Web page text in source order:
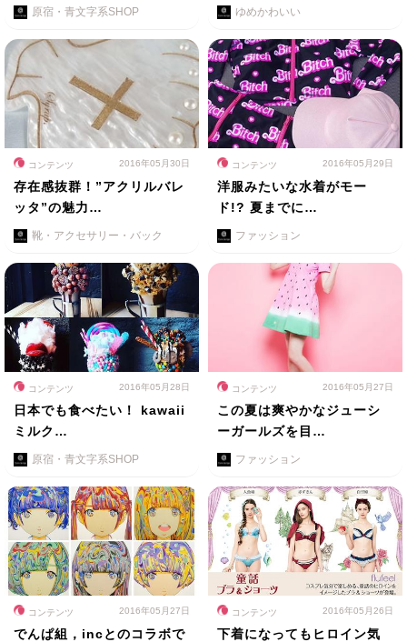
原宿・青文字系SHOP ゆめかわいい
コンテンツ 2016年05月30日
存在感抜群！”アクリルバレ
ッタ”の魅力…
靴・アクセサリー・バック
コンテンツ 2016年05月29日
洋服みたいな水着がモー
ド!? 夏までに…
ファッション
コンテンツ 2016年05月28日
日本でも食べたい！ kawaii
ミルク…
原宿・青文字系SHOP
コンテンツ 2016年05月27日
この夏は爽やかなジューシ
ーガールズを目…
ファッション
コンテンツ 2016年05月27日
でんぱ組，incとのコラボで
コンテンツ 2016年05月26日
下着になってもヒロイン気